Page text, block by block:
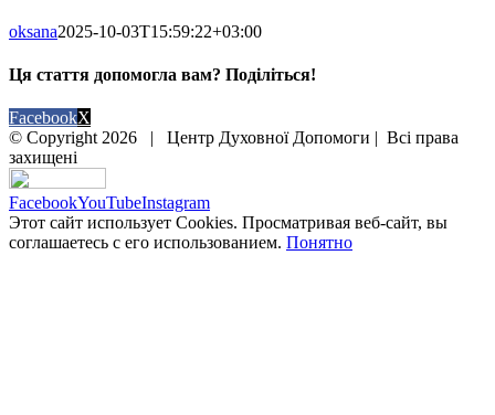
oksana2025-10-03T15:59:22+03:00
Ця стаття допомогла вам? Поділіться!
FacebookX
© Copyright 2026 | Центр Духовної Допомоги | Всі права
захищені
FacebookYouTubeInstagram
Этот сайт использует Cookies. Просматривая веб-сайт, вы
соглашаетесь с его использованием. Понятно